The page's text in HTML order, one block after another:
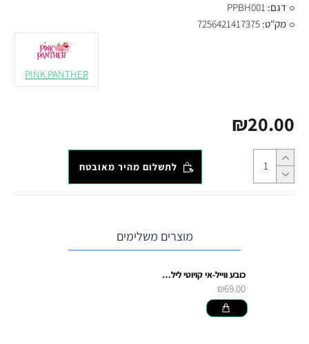
₪20.00
דגם: PPBH001
מק"ט: 7256421417375
PINK PANTHER
לתשלום מהיר מאובטח
מוצרים משלימים
כובע ווייל-אי קויוטי לילדים
₪69.00